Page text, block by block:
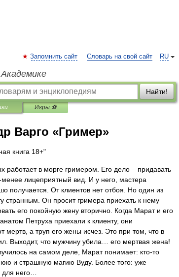
RU
Запомнить сайт Словарь на свой сайт
Найти!
Игры ⚽
Варго «Гример»
книга 18+"
работает в морге гримером. Его дело – придавать
лицеприятный вид. И у него, мастера
получается. От клиентов нет отбоя. Но один из
странным. Он просит гримера приехать к нему
его покойную жену вторично. Когда Марат и его
Петруха приехали к клиенту, они
мертв, а труп его жены исчез. Это при том, что в
Выходит, что мужчину убила… его мертвая жена!
на самом деле, Марат понимает: кто-то
и страшную магию Вуду. Более того: уже
него…